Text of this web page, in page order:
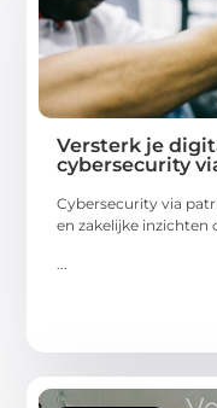
Versterk je
cybersecurity
Cybersecurity via
en zakelijke inzichten
...